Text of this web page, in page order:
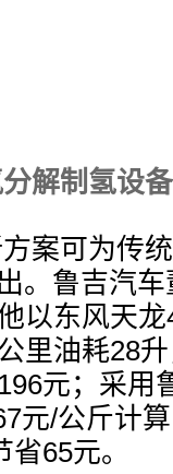
解制氢设备
案可为传
。鲁吉汽
以东风天
里油耗28
元；采用
元/公斤计
65元。